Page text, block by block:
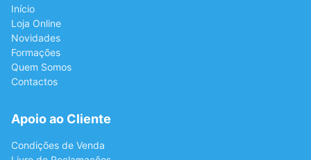
Início
Loja Online
Novidades
Formações
Quem Somos
Contactos
Apoio ao Cliente
Condições de Venda